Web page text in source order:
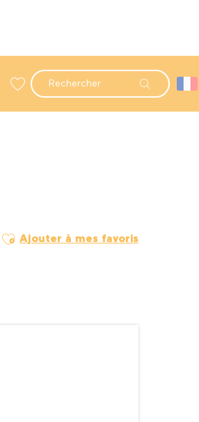
Recherche
Ajouter aux favoris
Ajouter à mes favoris